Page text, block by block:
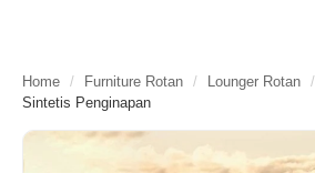
Home / Furniture Rotan / Lounger Rotan /
Sintetis Penginapan